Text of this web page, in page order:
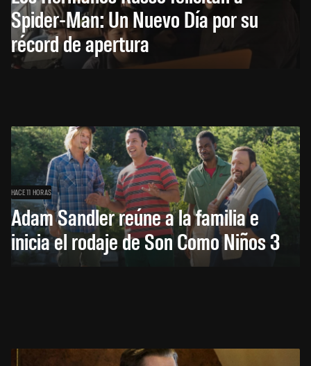
Spider-Man: Un Nuevo Día por su
récord de apertura
HACE 11 HORAS
Adam Sandler reúne a la familia e
inicia el rodaje de Son Como Niños 3